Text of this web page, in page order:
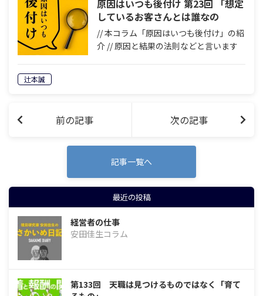
原因はいつも後付け 第23回 「想定
しているお客さんとは誰なの
か？」
// 本コラム「原因はいつも後付け」の紹
介 // 原因と結果の法則などと言います
辻本誠
前の記事 次の記事
記事一覧へ
最近の投稿
経営者の仕事
安田佳生コラム
第133回 天職は見つけるものではなく「育て